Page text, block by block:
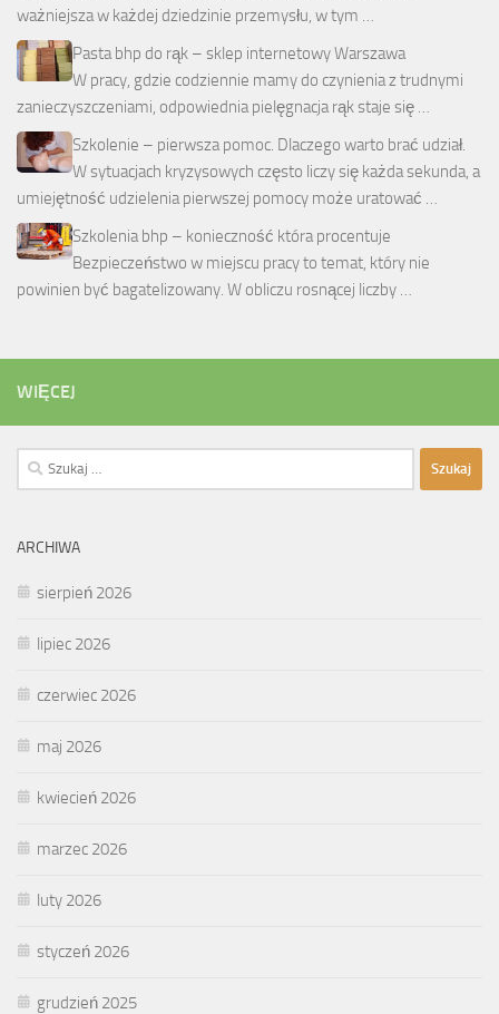
ważniejsza w każdej dziedzinie przemysłu, w tym …
Pasta bhp do rąk – sklep internetowy Warszawa
W pracy, gdzie codziennie mamy do czynienia z trudnymi
zanieczyszczeniami, odpowiednia pielęgnacja rąk staje się …
Szkolenie – pierwsza pomoc. Dlaczego warto brać udział.
W sytuacjach kryzysowych często liczy się każda sekunda, a
umiejętność udzielenia pierwszej pomocy może uratować …
Szkolenia bhp – konieczność która procentuje
Bezpieczeństwo w miejscu pracy to temat, który nie
powinien być bagatelizowany. W obliczu rosnącej liczby …
WIĘCEJ
Szukaj:
ARCHIWA
sierpień 2026
lipiec 2026
czerwiec 2026
maj 2026
kwiecień 2026
marzec 2026
luty 2026
styczeń 2026
grudzień 2025